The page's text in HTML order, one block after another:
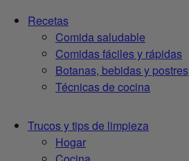
Recetas
Comida saludable
Comidas fáciles y rápidas
Botanas, bebidas y postres
Técnicas de cocina
Trucos y tips de limpieza
Hogar